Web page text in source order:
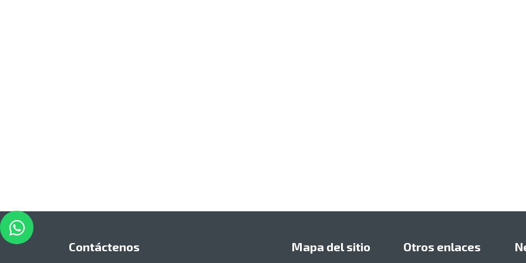
Contáctenos Mapa del sitio Otros enlaces